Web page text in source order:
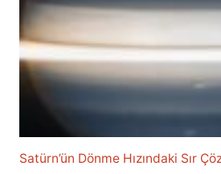
Satürn’ün Dönme Hızındaki Sır